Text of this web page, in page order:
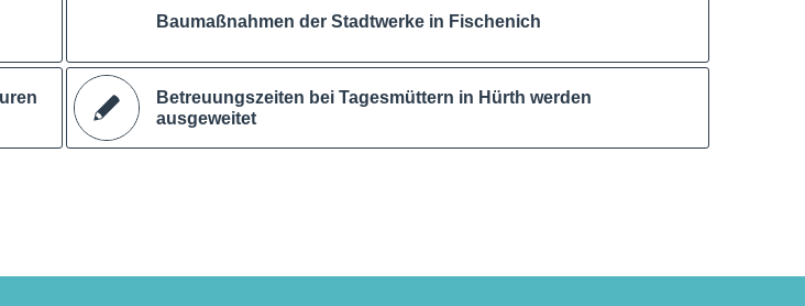
Baumaßnahmen der Stadtwerke in Fischenich
Betreuungszeiten bei Tagesmüttern in Hürth werden
ausgeweitet